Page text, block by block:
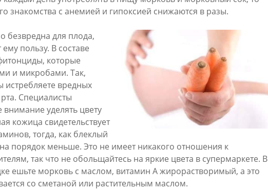
знакомства с анемией и гипоксией снижаются в разы.
безвредна для плода,
пользу. В составе
которые
и микробами. Так,
вредных
Специалисты
уделять цвету
кожица свидетельствует
тогда, как блеклый
порядок меньше. Это не имеет никакого отношения к
так что не обольщайтесь на яркие цвета в супермаркете. В
ешьте морковь с маслом, витамин А жирорастворимый, а это
со сметаной или растительным маслом.